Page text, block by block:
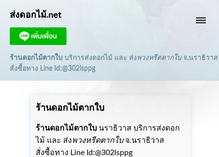
dehaze
ส่งดอกไม้.net
ร้านดอกไม้ตากใบ บริการส่งดอกไม้ และ ส่ง พวงหรีดตากใบจ.นราธิวาส
สั่งซื้อทาง Line Id:@302lsppg
ร้านดอกไม้ตากใบ
ร้านดอกไม้ตากใบ นราธิวาส บริการส่งดอก
ไม้ และ ส่งพวงหรีดตากใบจ.นราธิวาส
สั่งซื้อทาง Line Id:@302lsppg